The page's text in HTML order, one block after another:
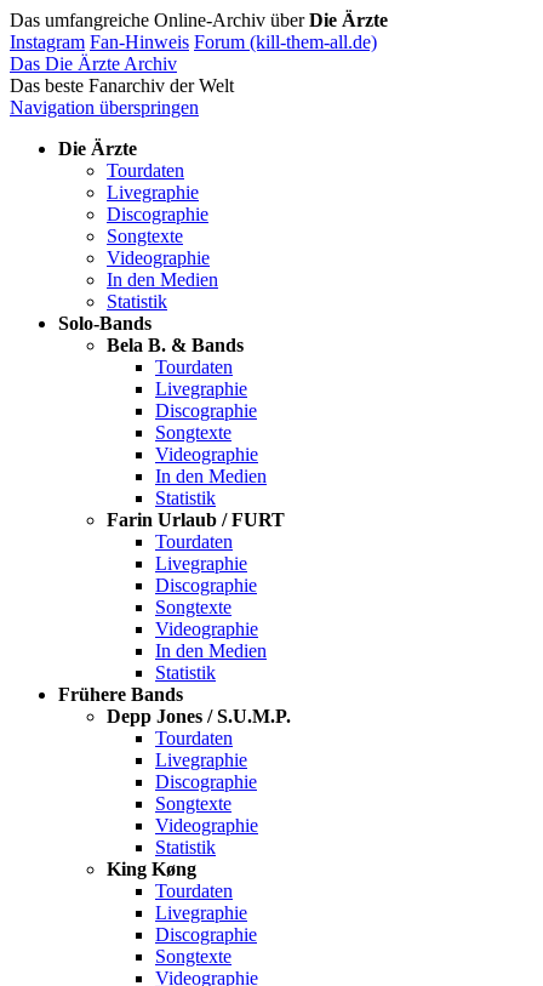
Das umfangreiche Online-Archiv überDie Ärzte
Instagram Fan-Hinweis Forum (kill-them-all.de)
Das Die Ärzte Archiv
Das beste Fanarchiv der Welt
Navigation überspringen
Die Ärzte
Tourdaten
Livegraphie
Discographie
Songtexte
Videographie
In den Medien
Statistik
Solo-Bands
Bela B. & Bands
Tourdaten
Livegraphie
Discographie
Songtexte
Videographie
In den Medien
Statistik
Farin Urlaub / FURT
Tourdaten
Livegraphie
Discographie
Songtexte
Videographie
In den Medien
Statistik
Frühere Bands
Depp Jones / S.U.M.P.
Tourdaten
Livegraphie
Discographie
Songtexte
Videographie
Statistik
King Køng
Tourdaten
Livegraphie
Discographie
Songtexte
Videographie